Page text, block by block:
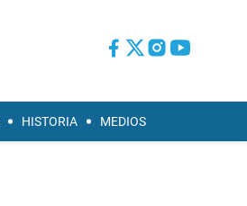
HISTORIA MEDIOS